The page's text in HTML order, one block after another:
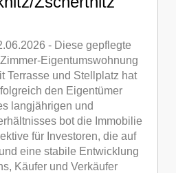
- Diese gepflegte
Eigentumswohnung
Terrasse und Stellplatz hat
den Eigentümer
langjährigen und
bot die Immobilie
für Investoren, die auf
eine stabile Entwicklung
Käufer und Verkäufer